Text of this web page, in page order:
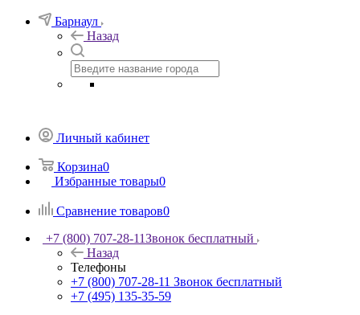
Барнаул
Назад
Личный кабинет
Корзина0
Избранные товары0
Сравнение товаров0
+7 (800) 707-28-11Звонок бесплатный
Назад
Телефоны
+7 (800) 707-28-11 Звонок бесплатный
+7 (495) 135-35-59